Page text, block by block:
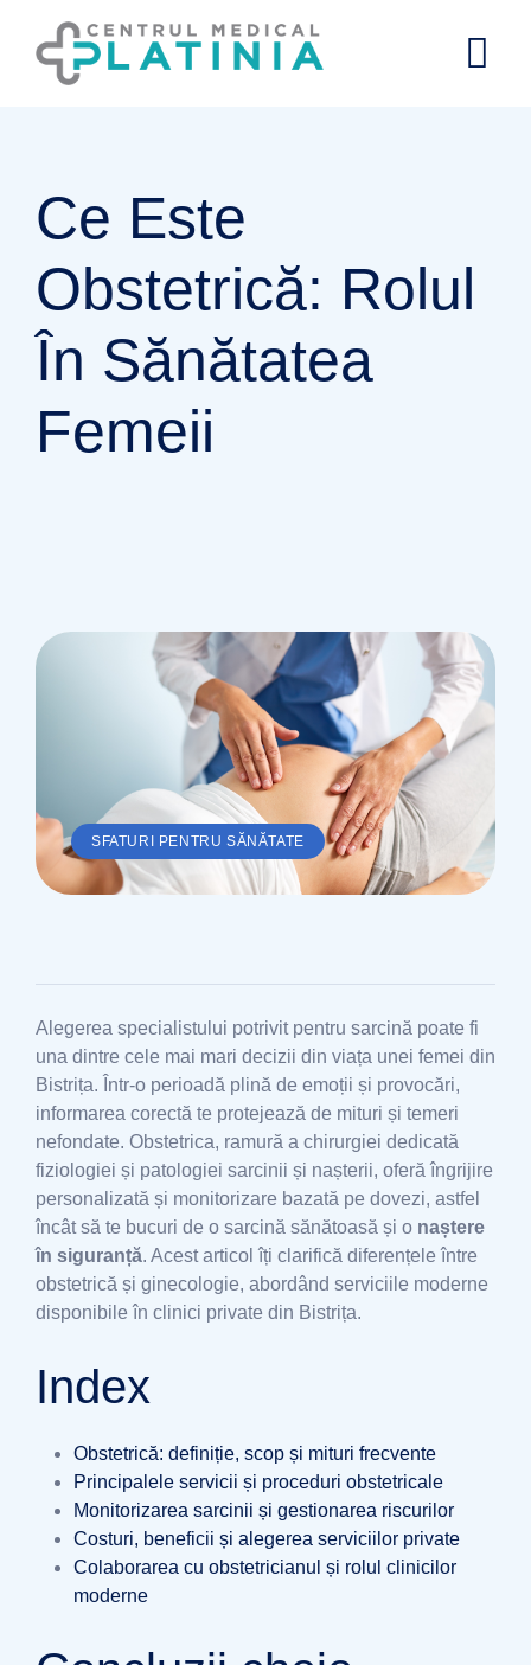
content
Ce Este
Obstetrică: Rolul
În Sănătatea
Femeii
SFATURI PENTRU SĂNĂTATE
Alegerea specialistului potrivit pentru sarcină poate fi
una dintre cele mai mari decizii din viața unei femei din
Bistrița. Într-o perioadă plină de emoții și provocări,
informarea corectă te protejează de mituri și temeri
nefondate. Obstetrica, ramură a chirurgiei dedicată
fiziologiei și patologiei sarcinii și nașterii, oferă îngrijire
personalizată și monitorizare bazată pe dovezi, astfel
încât să te bucuri de o sarcină sănătoasă și o naștere
în siguranță. Acest articol îți clarifică diferențele între
obstetrică și ginecologie, abordând serviciile moderne
disponibile în clinici private din Bistrița.
Index
Obstetrică: definiție, scop și mituri frecvente
Principalele servicii și proceduri obstetricale
Monitorizarea sarcinii și gestionarea riscurilor
Costuri, beneficii și alegerea serviciilor private
Colaborarea cu obstetricianul și rolul clinicilor
moderne